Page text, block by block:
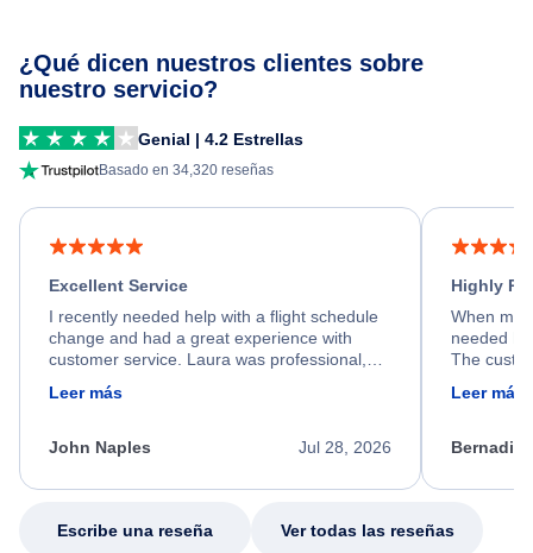
¿Qué dicen nuestros clientes sobre
nuestro servicio?
Genial | 4.2 Estrellas
Basado en 34,320 reseñas
Excellent Service
I recently needed help with a flight schedule
change and had a great experience with
customer service. Laura was professional,
friendly, and very helpful throughout the
process. She quickly found a solution and
appreciate her excellent service.
Leer más
Jul 28, 2026
John Naples
Highly
When my
needed
The
calm,
my issue.
Leer más
Escribe una reseña Ver todas las reseñas